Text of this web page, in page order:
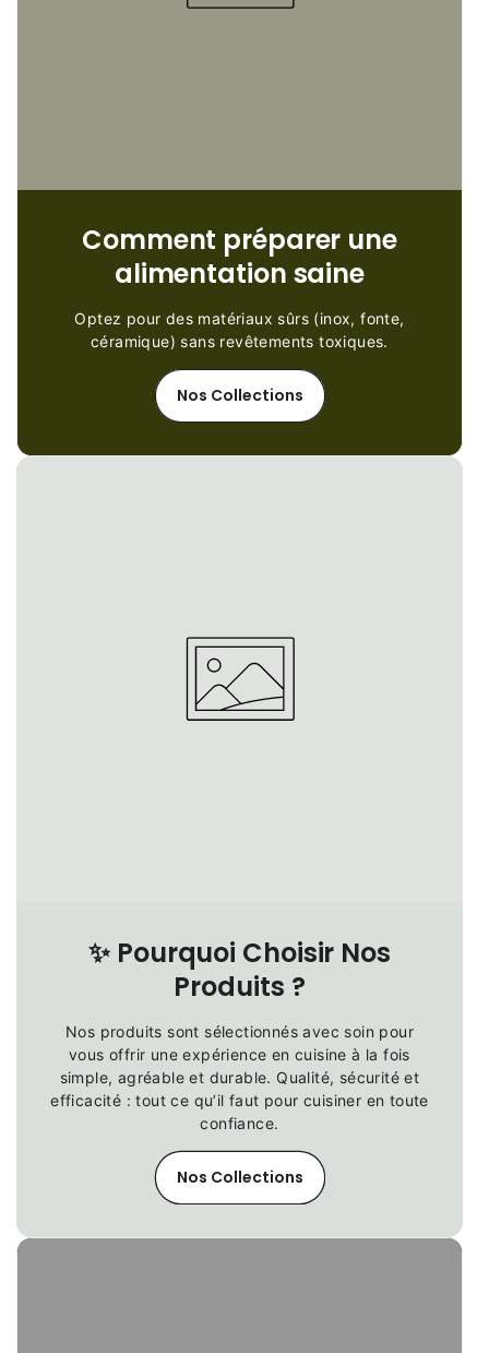
Comment préparer une
alimentation saine
Optez pour des matériaux sûrs (inox, fonte,
céramique) sans revêtements toxiques.
Nos Collections
✨ Pourquoi Choisir Nos
Produits ?
Nos produits sont sélectionnés avec soin pour
vous offrir une expérience en cuisine à la fois
simple, agréable et durable. Qualité, sécurité et
efficacité : tout ce qu’il faut pour cuisiner en toute
confiance.
Nos Collections